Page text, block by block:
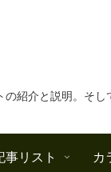
紹介と説明。そ
事リスト カ